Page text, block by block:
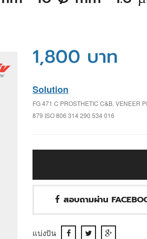
1,800 บาท
Solution
FG 471 C PROSTHETIC C&B, VENEER
879 ISO 806 314 290 534 016
สอบถามผ่าน
แบ่งปัน